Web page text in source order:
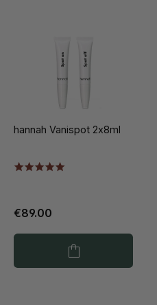
hannah Vanispot 2x8ml
€89.00